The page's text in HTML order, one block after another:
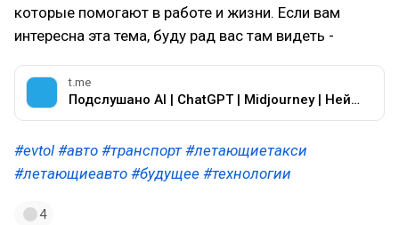
которые помогают в работе и жизни. Если вам
интересна эта тема, буду рад вас там видеть -
t.me
Подслушано AI | ChatGPT | Midjourney | Нейросети | Технологии
#evtol #авто #транспорт #летающиетакси
#летающиеавто #будущее #технологии
4